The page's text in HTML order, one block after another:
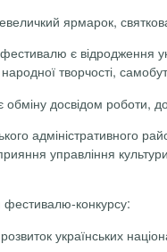
ярмарок,
є відродження
творчості,
досвідом роботи,
адміністративного
управління
конкурсу:
українських